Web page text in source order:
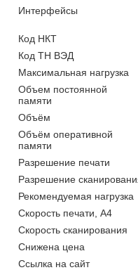
Интерфейсы
Код НКТ
Код ТН ВЭД
Максимальная нагрузка
Объем постоянной
памяти
Объём
Объём оперативной
памяти
Разрешение печати
Разрешение
Рекомендуемая нагрузка
Скорость печати, А4
Скорость сканирования
Снижена цена
Ссылка на сайт